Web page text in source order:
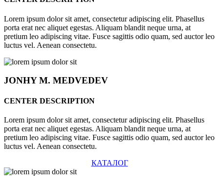
Lorem ipsum dolor sit amet, consectetur adipiscing elit. Phasellus
porta erat nec aliquet egestas. Aliquam blandit neque urna, at
pretium leo adipiscing vitae. Fusce sagittis odio quam, sed auctor leo
luctus vel. Aenean consectetu.
JONHYM. MEDVEDEV
CENTER DESCRIPTION
Lorem ipsum dolor sit amet, consectetur adipiscing elit. Phasellus
porta erat nec aliquet egestas. Aliquam blandit neque urna, at
pretium leo adipiscing vitae. Fusce sagittis odio quam, sed auctor leo
luctus vel. Aenean consectetu.
КАТАЛОГ